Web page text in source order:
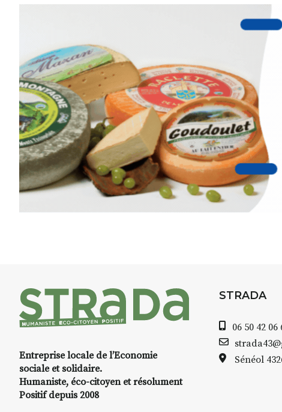
Entreprise locale de l’Economie
sociale et solidaire.
Humaniste, éco-citoyen et résolument
Positif depuis 2008
STRADA
06 50 42 06
Sénéol